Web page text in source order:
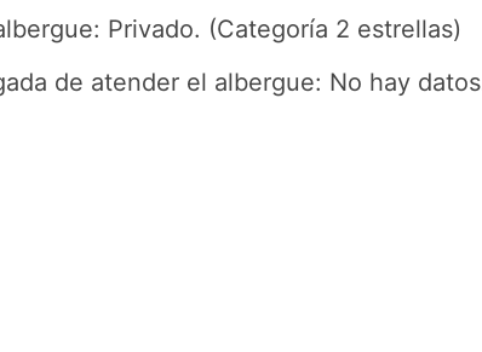
Privado. (Categoría 2 estrellas)
de atender el albergue: No hay